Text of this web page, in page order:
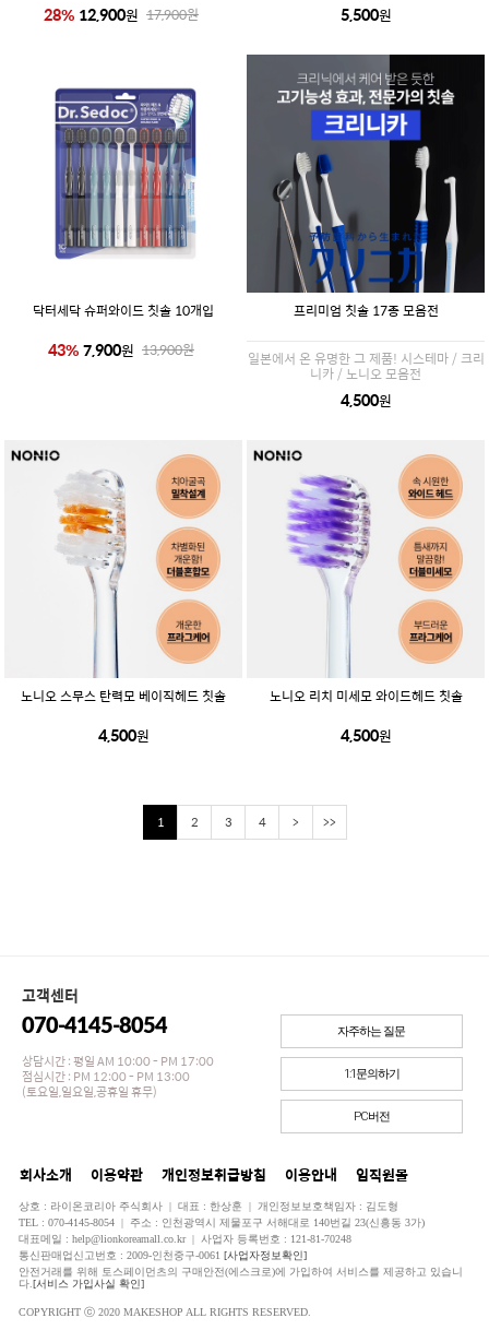
28% 12,900원 17,900원 5,500원
닥터세닥 슈퍼와이드 칫솔 10개입
43%7,900원 13,900원
프리미엄 칫솔 17종 모음전
일본에서 온 유명한 그 제품! 시스테마 / 크리
니카 / 노니오 모음전
4,500원
노니오 스무스 탄력모 베이직헤드 칫솔
4,500원
노니오 리치 미세모 와이드헤드 칫솔
4,500원
1 2 3 4 > >>
고객센터
070-4145-8054
상담시간 : 평일 AM 10:00 - PM 17:00
점심시간 : PM 12:00 - PM 13:00
(토요일,일요일,공휴일 휴무)
자주하는 질문
1:1문의하기
PC버전
회사소개 이용약관 개인정보취급방침 이용안내 임직원몰
상호 : 라이온코리아 주식회사 | 대표 : 한상훈 | 개인정보보호책임자 : 김도형
TEL : 070-4145-8054 | 주소 : 인천광역시 제물포구 서해대로 140번길 23(신흥동 3가)
대표메일 : help@lionkoreamall.co.kr | 사업자 등록번호 : 121-81-70248
통신판매업신고번호 : 2009-인천중구-0061 [사업자정보확인]
안전거래를 위해 토스페이먼츠의 구매안전(에스크로)에 가입하여 서비스를 제공하고 있습니
다. [서비스 가입사실 확인]
COPYRIGHT ⓒ 2020 MAKESHOP ALL RIGHTS RESERVED.